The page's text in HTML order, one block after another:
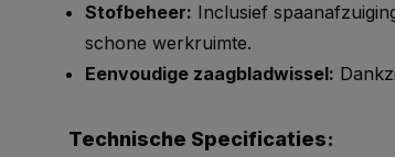
Stofbeheer: Inclusief
schone werkruimte.
Eenvoudige zaagbladwissel:
Technische Specificaties: